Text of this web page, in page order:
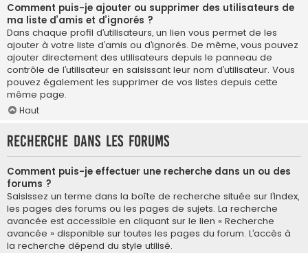
Comment puis-je ajouter ou supprimer des utilisateurs de
ma liste d’amis et d’ignorés ?
Dans chaque profil d’utilisateurs, un lien vous permet de les
ajouter à votre liste d’amis ou d’ignorés. De même, vous pouvez
ajouter directement des utilisateurs depuis le panneau de
contrôle de l’utilisateur en saisissant leur nom d’utilisateur. Vous
pouvez également les supprimer de vos listes depuis cette
même page.
Haut
Recherche dans les forums
Comment puis-je effectuer une recherche dans un ou des
forums ?
Saisissez un terme dans la boîte de recherche située sur l’index,
les pages des forums ou les pages de sujets. La recherche
avancée est accessible en cliquant sur le lien « Recherche
avancée » disponible sur toutes les pages du forum. L’accès à
la recherche dépend du style utilisé.